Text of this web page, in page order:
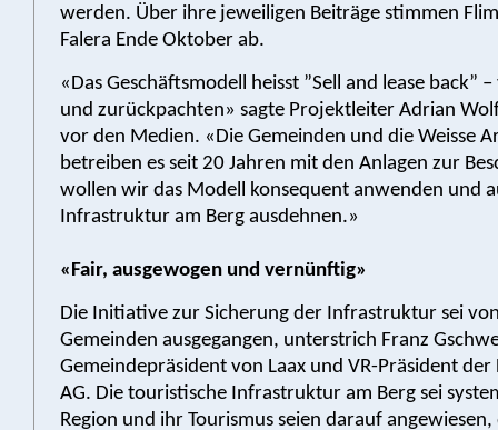
werden. Über ihre jeweiligen Beiträge stimmen
Falera Ende Oktober ab.
«Das Geschäftsmodell heisst ”Sell and lease back”
und zurückpachten» sagte Projektleiter Adrian
vor den Medien. «Die Gemeinden und die Weisse
betreiben es seit 20 Jahren mit den Anlagen zur
wollen wir das Modell konsequent anwenden und
Infrastruktur am Berg ausdehnen.»
«Fair, ausgewogen und vernünftig»
Die Initiative zur Sicherung der Infrastruktur sei
Gemeinden ausgegangen, unterstrich Franz
Gemeindepräsident von Laax und VR-Präsident
AG. Die touristische Infrastruktur am Berg sei
Region und ihr Tourismus seien darauf angewiesen,